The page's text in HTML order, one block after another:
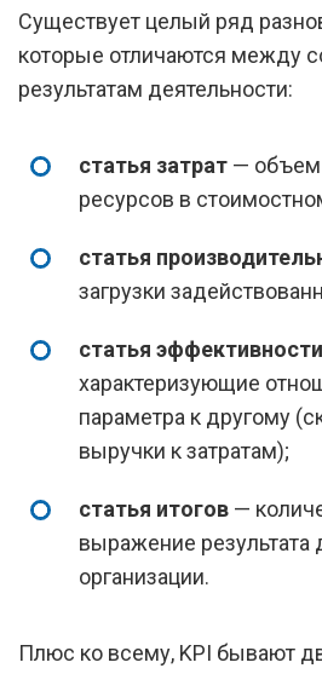
Существует целый ряд
которые отличаются между
результатам деятельности:
статья затрат — объем
ресурсов в
статья
загрузки
статья эффективности
характеризующие
параметра к другому
выручки к затратам);
статья итогов —
выражение результата
организации.
Плюс ко всему, KPI бывают